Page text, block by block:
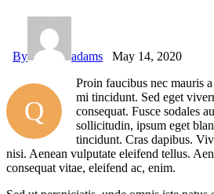
By adams May 14, 2020
Q
Proin faucibus nec mauris
mi tincidunt. Sed eget
consequat. Fusce sodales
sollicitudin, ipsum eget
tincidunt. Cras dapibus.
nisi. Aenean vulputate eleifend tellus.
consequat vitae, eleifend ac, enim.